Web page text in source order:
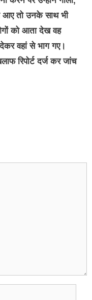
आए तो उनके साथ भी
को आता देख वह
वहां से भाग गए।
रिपोर्ट दर्ज कर जांच